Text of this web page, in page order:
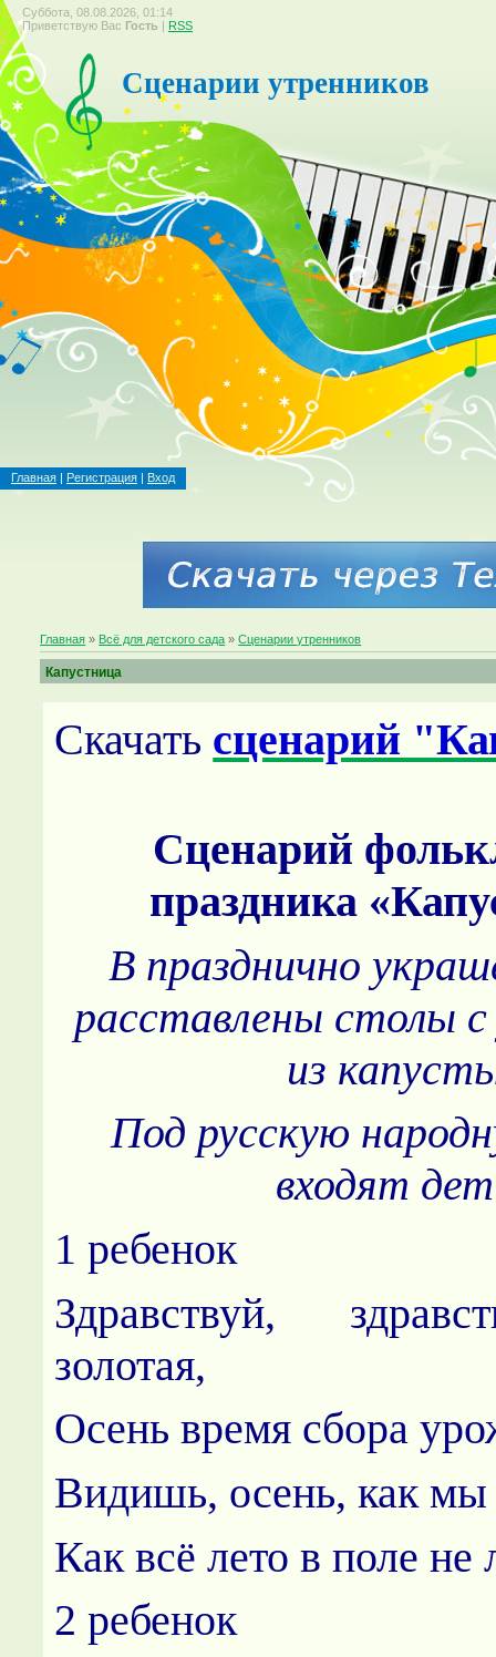
Суббота, 08.08.2026, 01:14
Приветствую Вас Гость | RSS
Сценарии утренников
Главная | Регистрация | Вход
Главная » Всё для детского сада »Сценарии утренников
Капустница
Скачать сценарий
Сценарий
праздника
В празднично
расставлены столы
из
Под русскую
входят
1 ребенок
Здравствуй,
золотая,
Осень время сбора
Видишь, осень, как мы
Как всё лето в поле не
2 ребенок